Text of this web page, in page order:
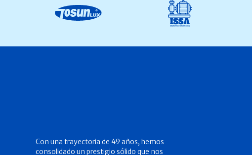
Con una trayectoria de 49 años, hemos
consolidado un prestigio sólido que nos